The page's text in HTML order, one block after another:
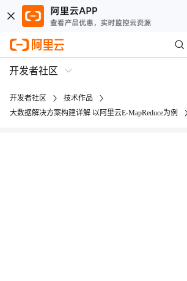
开发者社区
开发者社区
技术作品
大数据解决方案构建详解 以阿里云E-MapReduce为例